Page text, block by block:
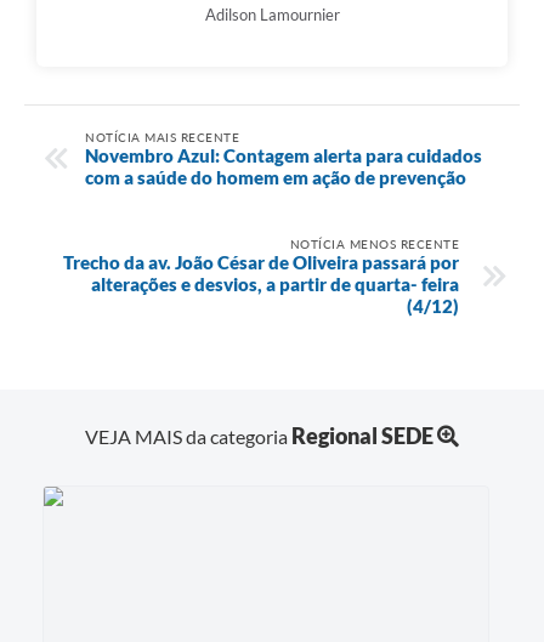
Adilson Lamournier
NOTÍCIA MAIS RECENTE
Novembro Azul: Contagem alerta para cuidados
com a saúde do homem em ação de prevenção
NOTÍCIA MENOS RECENTE
Trecho da av. João César de Oliveira passará por
alterações e desvios, a partir de quarta- feira
(4/12)
VEJA MAIS da categoria Regional SEDE